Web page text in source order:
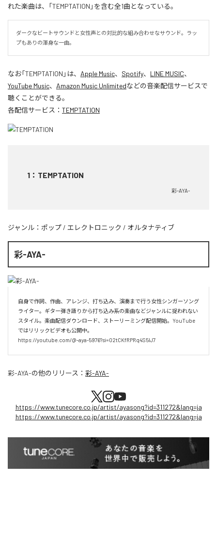
れた楽曲は、「TEMPTATION」を含む全1曲となっている。
ダークなビートサウンドと女性声との対比的な組み合わせなサウンド。ラッ
プもありの渾身な一曲。
なお「TEMPTATION 」は、 Apple Music、 Spotify、 LINE MUSIC、
YouTube Music、 Amazon Music Unlimitedなどの音楽配信サービスで
聴くことができる。
各配信サービス： TEMPTATION
1 ： TEMPTATION
彩-AYA-
ジャンル： ポップ / エレクトロニック / オルタナティブ
彩-AYA-
自身で作詞、作曲、アレンジ、打ち込み、演奏まで行う女性シンガーソング
ライター。ギター弾き語りから打ち込み系の楽曲などジャンルに捉われない
スタイル。楽曲配信ダウンロード、ストーリーミング配信開始。YouTube
ではリリックビデオも公開中。
https://youtube.com/@-aya-5976?si=02tCKfRPRq4S5lJ7
彩-AYA-の他のリリース： 彩-AYA-
https://www.tunecore.co.jp/artist/ayasong?id=311272&lang=ja
https://www.tunecore.co.jp/artist/ayasong?id=311272&lang=ja